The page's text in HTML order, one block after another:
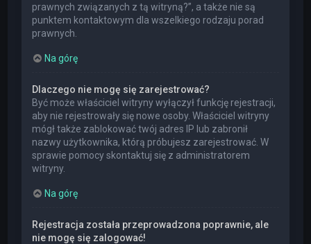
prawnych związanych z tą witryną?”, a także nie są
punktem kontaktowym dla wszelkiego rodzaju porad
prawnych.
Na górę
Dlaczego nie mogę się zarejestrować?
Być może właściciel witryny wyłączył funkcję rejestracji,
aby nie rejestrowały się nowe osoby. Właściciel witryny
mógł także zablokować twój adres IP lub zabronił
nazwy użytkownika, którą próbujesz zarejestrować. W
sprawie pomocy skontaktuj się z administratorem
witryny.
Na górę
Rejestracja została przeprowadzona poprawnie, ale
nie mogę się zalogować!